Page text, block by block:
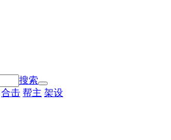
搜索
合击 帮主 架设